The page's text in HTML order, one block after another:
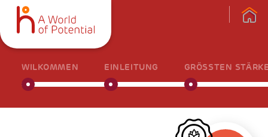
WILKOMMEN EINLEITUNG GRÖSSTEN